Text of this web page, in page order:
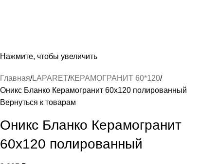
Нажмите, чтобы увеличить
Главная LAPARET КЕРАМОГРАНИТ 60*120
Оникс Бланко Керамогранит 60х120 полированный
Вернуться к товарам
Оникс Бланко Керамогранит
60х120 полированный